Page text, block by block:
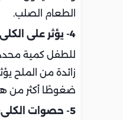
الطعام الصلب.
4- يؤثر على الكلى:
للطفل كمية
زائدة من الملح
ضغوطًا أكثر من
5- حصوات الكلى: